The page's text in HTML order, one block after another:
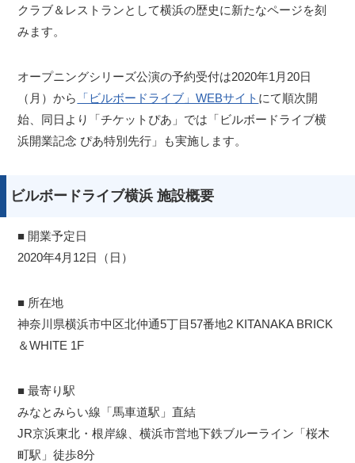
クラブ＆レストランとして横浜の歴史に新たなページを刻
みます。
オープニングシリーズ公演の予約受付は2020年1月20日
（月）から
「ビルボードライブ」WEBサイト にて順次開
始、同日より「チケットぴあ」では「ビルボードライブ横
浜開業記念 ぴあ特別先行」も実施します。
ビルボードライブ横浜 施設概要
■ 開業予定日
2020年4月12日（日）
■ 所在地
神奈川県横浜市中区北仲通5丁目57番地2 KITANAKA BRICK
＆WHITE 1F
■ 最寄り駅
みなとみらい線「馬車道駅」直結
JR京浜東北・根岸線、横浜市営地下鉄ブルーライン「桜木
町駅」徒歩8分